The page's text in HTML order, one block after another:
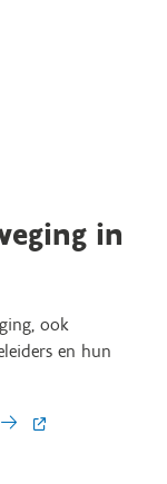
in
ook
en hun